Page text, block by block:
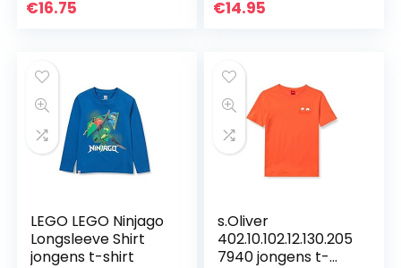
€16.75 €14.95
LEGO LEGO Ninjago
Longsleeve Shirt
jongens t-shirt
s.Oliver
402.10.102.12.130.205
7940 jongens t-